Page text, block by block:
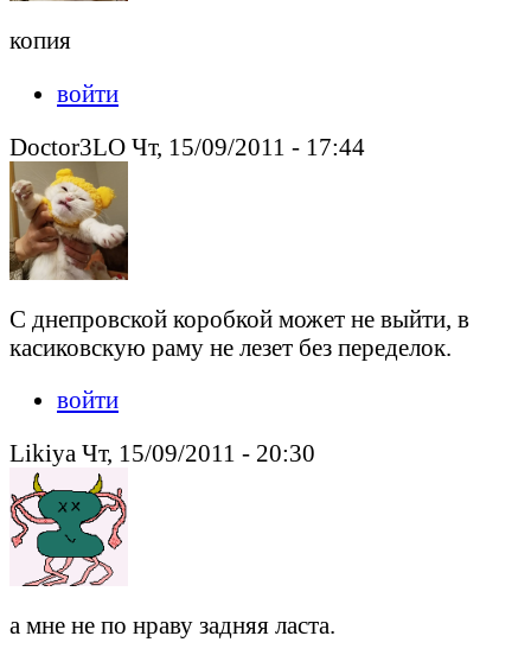
копия
войти
Doctor3LO Чт, 15/09/2011 - 17:44
С днепровской коробкой может не выйти, в
касиковскую раму не лезет без переделок.
войти
Likiya Чт, 15/09/2011 - 20:30
а мне не по нраву задняя ласта.